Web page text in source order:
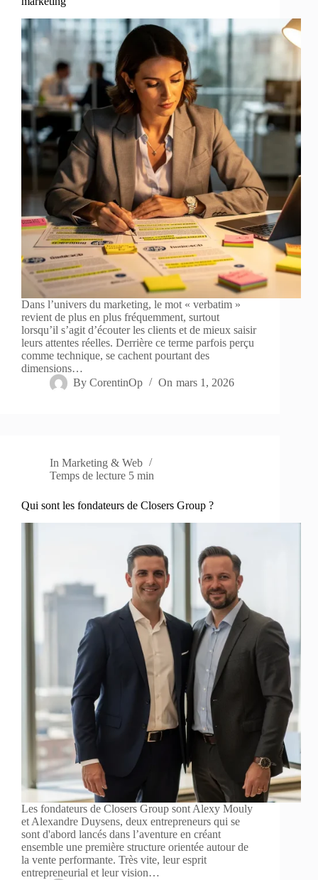
Dans l’univers du marketing, le mot « verbatim »
revient de plus en plus fréquemment, surtout
lorsqu’il s’agit d’écouter les clients et de mieux saisir
leurs attentes réelles. Derrière ce terme parfois perçu
comme technique, se cachent pourtant des
dimensions…
By CorentinOp On mars 1, 2026
In Marketing & Web
Temps de lecture 5 min
Qui sont les fondateurs de Closers Group ?
Les fondateurs de Closers Group sont Alexy Mouly
et Alexandre Duysens, deux entrepreneurs qui se
sont d'abord lancés dans l’aventure en créant
ensemble une première structure orientée autour de
la vente performante. Très vite, leur esprit
entrepreneurial et leur vision…